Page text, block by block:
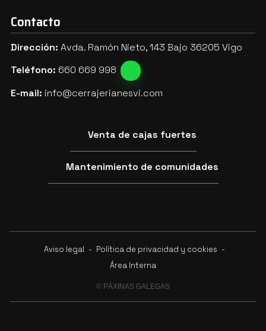
Contacto
Dirección: Avda. Ramón Nieto, 143 Bajo 36205 Vigo
Teléfono: 660 669 998
E-mail: info@cerrajerianesvi.com
Venta de cajas fuertes
Mantenimiento de comunidades
Aviso legal - Política de privacidad y cookies -
Área Interna
© PÁXINAS GALEGAS